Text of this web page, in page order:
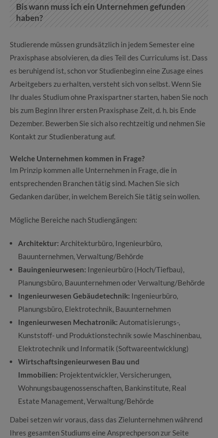
Bis wann muss ich ein Unternehmen gefunden
haben?
Studierende müssen grundsätzlich in jedem Semester eine
Praxisphase absolvieren, da dies Teil des Curriculums ist. Dass
es beruhigend ist, schon vor Studienbeginn eine Zusage eines
Arbeitgebers zu erhalten, versteht sich von selbst. Wenn Sie
Ihr duales Studium ohne Praxispartner starten, haben Sie noch
bis zum Beginn Ihrer ersten Praxisphase Zeit, d. h. bis Ende
Dezember. Bewerben Sie sich also rechtzeitig und nehmen Sie
Kontakt zur Studienberatung auf.
Welche Unternehmen kommen in Frage?
Im Prinzip kommen alle Unternehmen in Frage, die in
entsprechenden Branchen tätig sind. Machen Sie sich
Gedanken darüber, in welchem Bereich Sie tätig sein wollen.
Mögliche Bereiche nach Studiengängen:
Architektur: Architekturbüro, Ingenieurbüro,
Bauunternehmen, Verwaltung/Behörde
Bauingenieurwesen: Ingenieurbüro (Hoch/Tiefbau),
Planungsbüro, Bauunternehmen oder Verwaltung/Behörde
Ingenieurwesen Gebäudetechnik: Ingenieurbüro,
Planungsbüro, Elektrotechnik, Bauunternehmen
Ingenieurwesen Mechatronik: Automatisierungs-,
Kunststoff- und Produktionstechnik sowie Maschinenbau,
Elektrotechnik und Informatik (Softwareentwicklung)
Wirtschaftsingenieurwesen Bau und
Immobilien: Projektentwickler, Versicherungen,
Wohnungsbaugenossenschaften, Bankinstitute, Real
Estate Management, Verwaltung/Behörde
Dabei setzen wir voraus, dass das Zielunternehmen während
Ihres gesamten Studiums eine Ansprechperson zur Seite